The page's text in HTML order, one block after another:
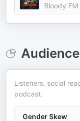
Bloody FM
Listeners, social
podcast.
Gender Skew